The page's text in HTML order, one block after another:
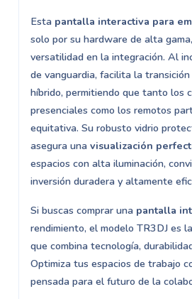
Esta pantalla interactiva para
solo por su hardware de alta
versatilidad en la integración. Al
de vanguardia, facilita la
híbrido, permitiendo que tanto los
presenciales como los remotos
equitativa. Su robusto vidrio
asegura una visualización
espacios con alta iluminación,
inversión duradera y altamente
Si buscas comprar una pantalla
rendimiento, el modelo TR3DJ es
que combina tecnología,
Optimiza tus espacios de trabajo
pensada para el futuro de la